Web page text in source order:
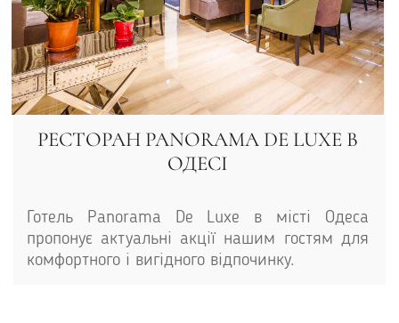
РЕСТОРАН PANORAMA DE LUXЕ В
ОДЕСІ
Готель Panorama De Luxe в місті Одеса
пропонує актуальні акції нашим гостям для
комфортного і вигідного відпочинку.